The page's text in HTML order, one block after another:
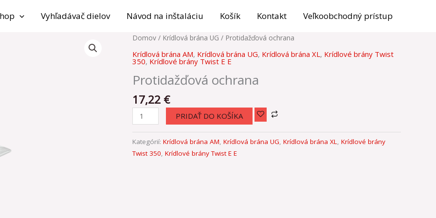
Vyhľadávač dielov Návod na inštaláciu Košík Kontakt Veľkoobchodný prístup
Domov / Krídlová brána UG / Protidažďová ochrana
Krídlová brána AM, Krídlová brána UG, Krídlová brána XL , Krídlové brány Twist
350, Krídlové brány Twist E E
Protidažďová ochrana
17,22 €
množstvo
Protidažďová
ochrana
PRIDAŤ DO KOŠÍKA
Kategórií: Krídlová brána AM, Krídlová brána UG, Krídlová brána XL, Krídlové brány
Twist 350, Krídlové brány Twist E E